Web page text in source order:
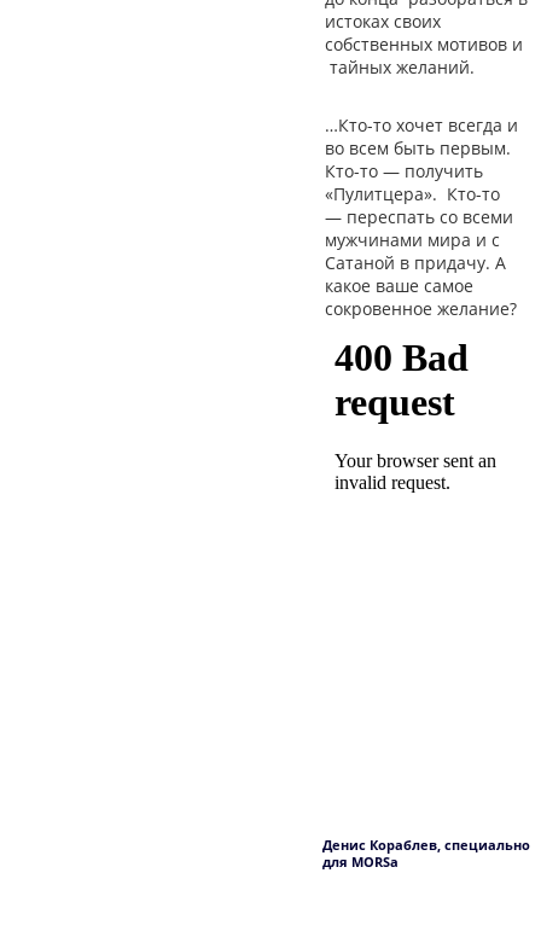
истоках своих
собственных мотивов и
тайных желаний.
…Кто-то хочет всегда и
во всем быть первым.
Кто-то — получить
«Пулитцера». Кто-то
— переспать со всеми
мужчинами мира и с
Сатаной в придачу. А
какое ваше самое
сокровенное желание?
Денис Кораблев, специально
для MORSa